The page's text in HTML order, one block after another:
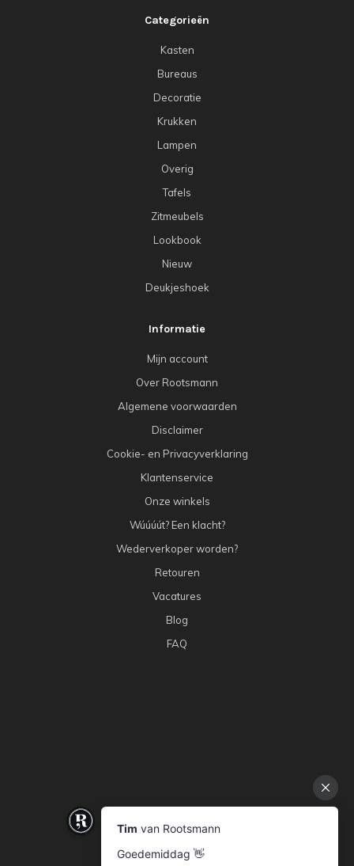
Categorieën
Kasten
Bureaus
Decoratie
Krukken
Lampen
Overig
Tafels
Zitmeubels
Lookbook
Nieuw
Deukjeshoek
Informatie
Mijn account
Over Rootsmann
Algemene voorwaarden
Disclaimer
Cookie- en Privacyverklaring
Klantenservice
Onze winkels
Wúúúút? Een klacht?
Wederverkoper worden?
Retouren
Vacatures
Blog
FAQ